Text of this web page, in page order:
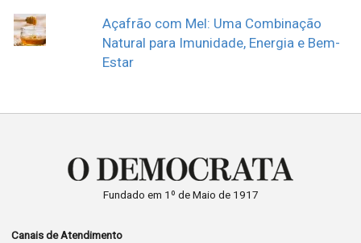
Açafrão com Mel: Uma Combinação
Natural para Imunidade, Energia e Bem-
Estar
Fundado em 1º de Maio de 1917
Canais de Atendimento